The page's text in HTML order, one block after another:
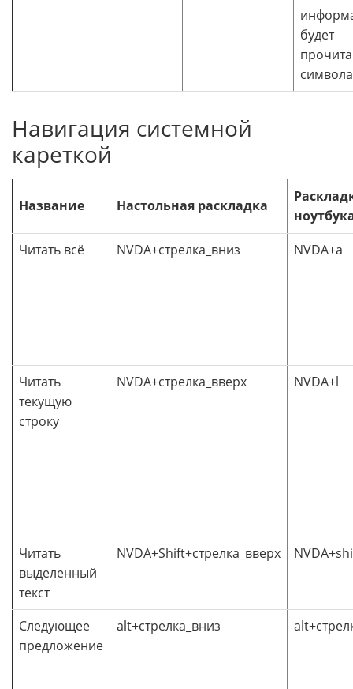
будет
Навигация системной
кареткой
Название Настольная раскладка
Читать всё
NVDA+стрелка_вниз NVDA+a
Читать
текущую
строку
NVDA+стрелка_вверх NVDA+l
Читать
выделенный
текст
NVDA+Shift+стрелка_вверх
Следующее
предложение
alt+стрелка_вниз